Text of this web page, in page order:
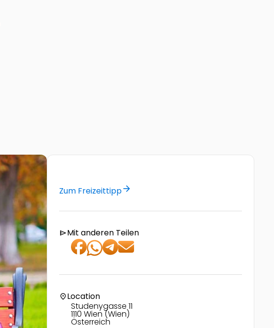
Zum Freizeittipparrow_forward
sendMit anderen Teilen
location_onLocation
Studenygasse 11
1110 Wien (Wien)
Österreich